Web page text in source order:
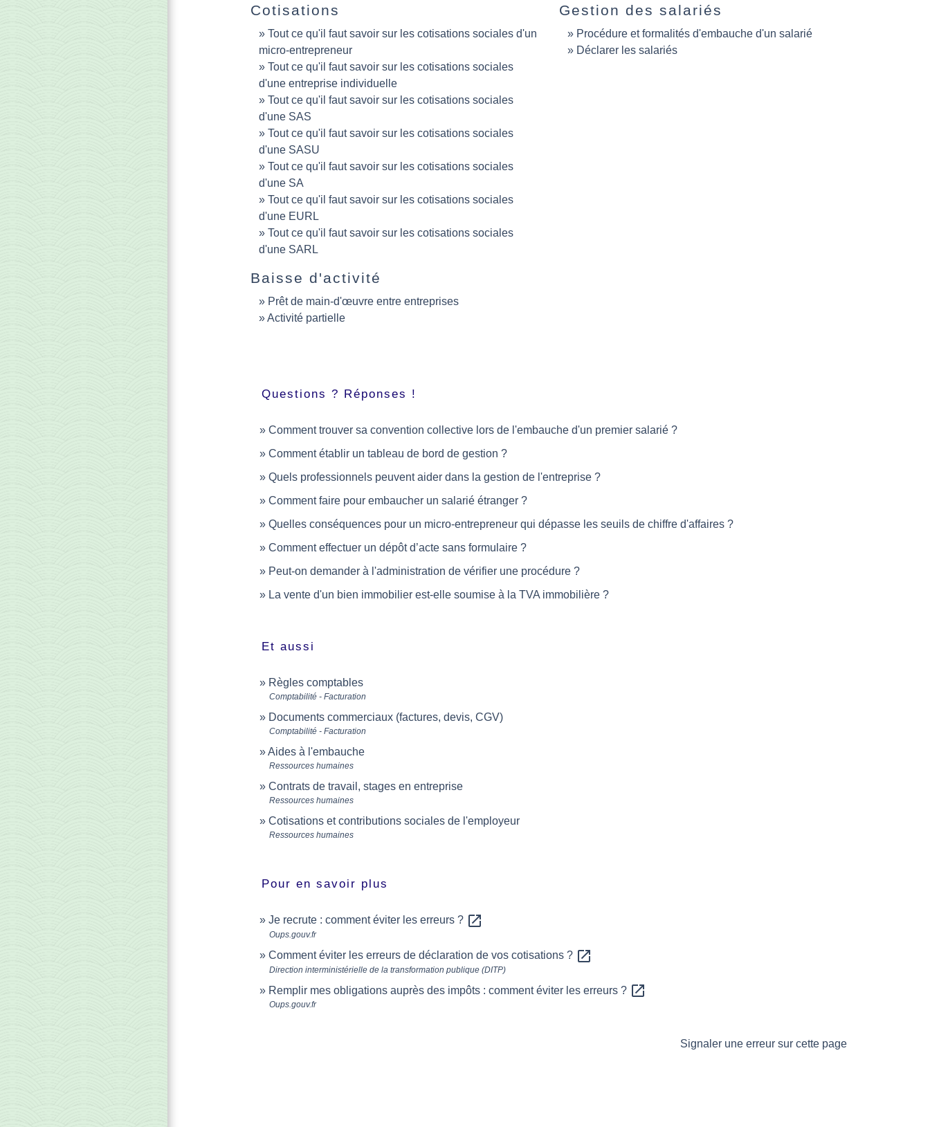
Cotisations
Tout ce qu'il faut savoir sur les cotisations sociales d'un
micro-entrepreneur
Tout ce qu'il faut savoir sur les cotisations sociales
d'une entreprise individuelle
Tout ce qu'il faut savoir sur les cotisations sociales
d'une SAS
Tout ce qu'il faut savoir sur les cotisations sociales
d'une SASU
Tout ce qu'il faut savoir sur les cotisations sociales
d'une SA
Tout ce qu'il faut savoir sur les cotisations sociales
d'une EURL
Tout ce qu'il faut savoir sur les cotisations sociales
d'une SARL
Gestion des salariés
Procédure et formalités d'embauche d'un salarié
Déclarer les salariés
Baisse d'activité
Prêt de main-d'œuvre entre entreprises
Activité partielle
Questions ? Réponses !
Comment trouver sa convention collective lors de l'embauche d'un premier salarié ?
Comment établir un tableau de bord de gestion ?
Quels professionnels peuvent aider dans la gestion de l'entreprise ?
Comment faire pour embaucher un salarié étranger ?
Quelles conséquences pour un micro-entrepreneur qui dépasse les seuils de chiffre d'affaires ?
Comment effectuer un dépôt d’acte sans formulaire ?
Peut-on demander à l'administration de vérifier une procédure ?
La vente d'un bien immobilier est-elle soumise à la TVA immobilière ?
Et aussi
Règles comptables
Comptabilité - Facturation
Documents commerciaux (factures, devis, CGV)
Comptabilité - Facturation
Aides à l'embauche
Ressources humaines
Contrats de travail, stages en entreprise
Ressources humaines
Cotisations et contributions sociales de l'employeur
Ressources humaines
Pour en savoir plus
Je recrute : comment éviter les erreurs ? open_in_new
Oups.gouv.fr
Comment éviter les erreurs de déclaration de vos cotisations ? open_in_new
Direction interministérielle de la transformation publique (DITP)
Remplir mes obligations auprès des impôts : comment éviter les erreurs ? open_in_new
Oups.gouv.fr
Signaler une erreur sur cette page